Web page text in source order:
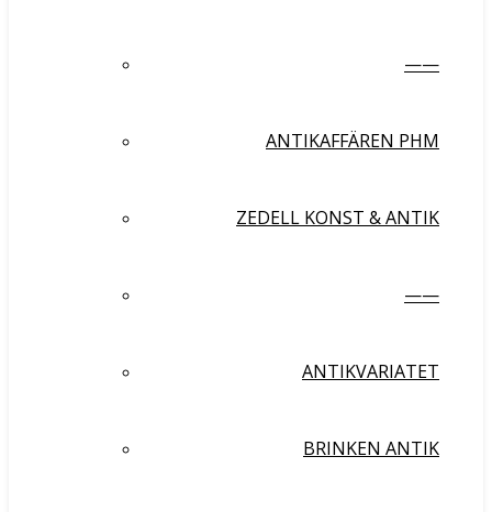
——
ANTIKAFFÄREN PHM
ZEDELL KONST & ANTIK
——
ANTIKVARIATET
BRINKEN ANTIK